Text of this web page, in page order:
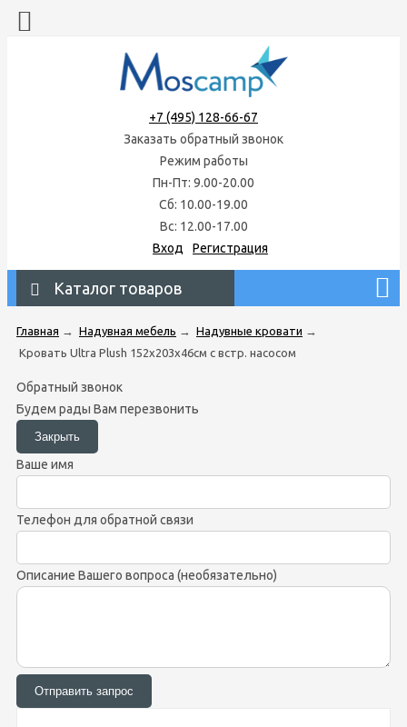
+7 (495) 128-66-67
Заказать обратный звонок
Режим работы
Пн-Пт: 9.00-20.00
Сб: 10.00-19.00
Вс: 12.00-17.00
Вход
Регистрация
Каталог товаров
Главная → Надувная мебель → Надувные кровати →
Кровать Ultra Plush 152х203х46см с встр. насосом
Обратный звонок
Будем рады Вам перезвонить
Ваше имя
Телефон для обратной связи
Описание Вашего вопроса (необязательно)